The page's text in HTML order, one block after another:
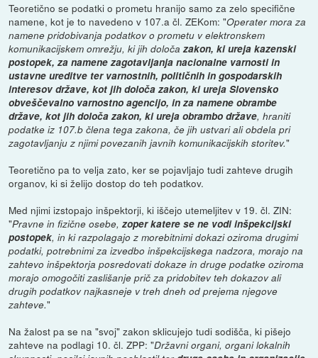
Teoretično se podatki o prometu hranijo samo za zelo specifične
namene, kot je to navedeno v 107.a čl. ZEKom: "Operater mora za
namene pridobivanja podatkov o prometu v elektronskem
komunikacijskem omrežju, ki jih določazakon, ki ureja kazenski
postopek, za namene zagotavljanja nacionalne varnosti in
ustavne ureditve ter varnostnih, političnih in gospodarskih
interesov države, kot jih določa zakon, ki ureja Slovensko
obveščevalno varnostno agencijo, in za namene obrambe
države, kot jih določa zakon, ki ureja obrambo države, hraniti
podatke iz 107.b člena tega zakona, če jih ustvari ali obdela pri
zagotavljanju z njimi povezanih javnih komunikacijskih storitev."
Teoretično pa to velja zato, ker se pojavljajo tudi zahteve drugih
organov, ki si želijo dostop do teh podatkov.
Med njimi izstopajo inšpektorji, ki iščejo utemeljitev v 19. čl. ZIN:
"Pravne in fizične osebe,zoper katere se ne vodi inšpekcijski
postopek, in ki razpolagajo z morebitnimi dokazi oziroma drugimi
podatki, potrebnimi za izvedbo inšpekcijskega nadzora, morajo na
zahtevo inšpektorja posredovati dokaze in druge podatke oziroma
morajo omogočiti zaslišanje prič za pridobitev teh dokazov ali
drugih podatkov najkasneje v treh dneh od prejema njegove
zahteve."
Na žalost pa se na "svoj" zakon sklicujejo tudi sodišča, ki pišejo
zahteve na podlagi 10. čl. ZPP: "Državni organi, organi lokalnih